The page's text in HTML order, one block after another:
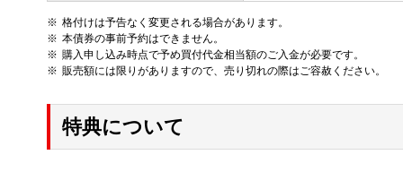
格付けは予告なく変更される場合があります。
本債券の事前予約はできません。
購入申し込み時点で予め買付代金相当額のご入金が必要です。
販売額には限りがありますので、売り切れの際はご容赦ください。
特典について